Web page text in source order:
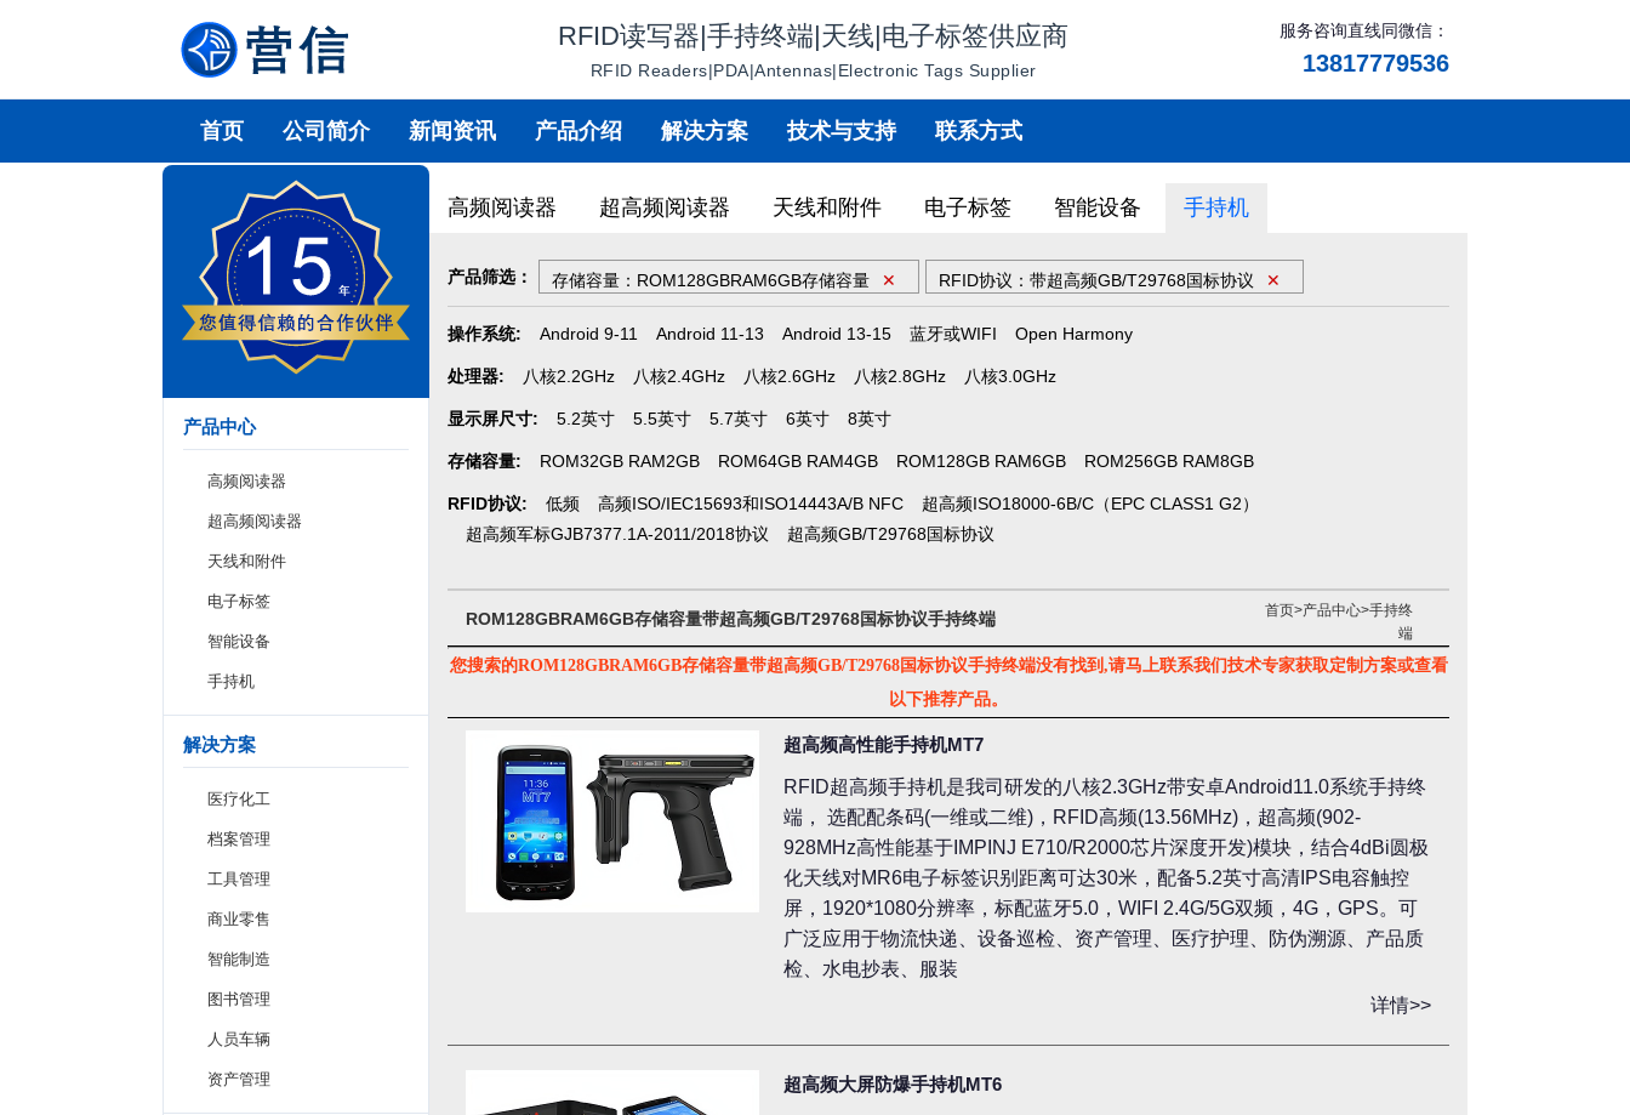
RFID读写器|手持终端|天线|电子标签供应商
RFID Readers|PDA|Antennas|Electronic Tags Supplier
服务咨询直线同微信：
13817779536
首页 公司简介 新闻资讯 产品介绍 解决方案 技术与支持 联系方式
产品中心
高频阅读器
超高频阅读器
天线和附件
电子标签
智能设备
手持机
解决方案
医疗化工
档案管理
工具管理
商业零售
智能制造
图书管理
人员车辆
资产管理
高频阅读器 超高频阅读器 天线和附件 电子标签 智能设备 手持机
产品筛选： 存储容量：ROM128GBRAM6GB存储容量 ✕ RFID协议：带超高频GB/T29768国标协议 ✕
操作系统: Android 9-11 Android 11-13 Android 13-15 蓝牙或WIFI Open Harmony
处理器: 八核2.2GHz 八核2.4GHz 八核2.6GHz 八核2.8GHz 八核3.0GHz
显示屏尺寸: 5.2英寸 5.5英寸 5.7英寸 6英寸 8英寸
存储容量: ROM32GB RAM2GB ROM64GB RAM4GB ROM128GB RAM6GB ROM256GB RAM8GB
RFID协议: 低频 高频ISO/IEC15693和ISO14443A/B NFC
超高频ISO18000-6B/C（EPC CLASS1 G2）
超高频军标GJB7377.1A-2011/2018协议
超高频GB/T29768国标协议
ROM128GBRAM6GB存储容量带超高频GB/T29768国标协议手持终端 首页>产品中心>手持终
端
您搜索的ROM128GBRAM6GB存储容量带超高频GB/T29768国标协议手持终端没有找到,请马上联系我们技术专家获取定制方案或查看
以下推荐产品。
超高频高性能手持机MT7
RFID超高频手持机是我司研发的八核2.3GHz带安卓Android11.0系统手持终
端， 选配配条码(一维或二维)，RFID高频(13.56MHz)，超高频(902-
928MHz高性能基于IMPINJ E710/R2000芯片深度开发)模块，结合4dBi圆极
化天线对MR6电子标签识别距离可达30米，配备5.2英寸高清IPS电容触控
屏，1920*1080分辨率，标配蓝牙5.0，WIFI 2.4G/5G双频，4G，GPS。可
广泛应用于物流快递、设备巡检、资产管理、医疗护理、防伪溯源、产品质
检、水电抄表、服装
详情>>
超高频大屏防爆手持机MT6